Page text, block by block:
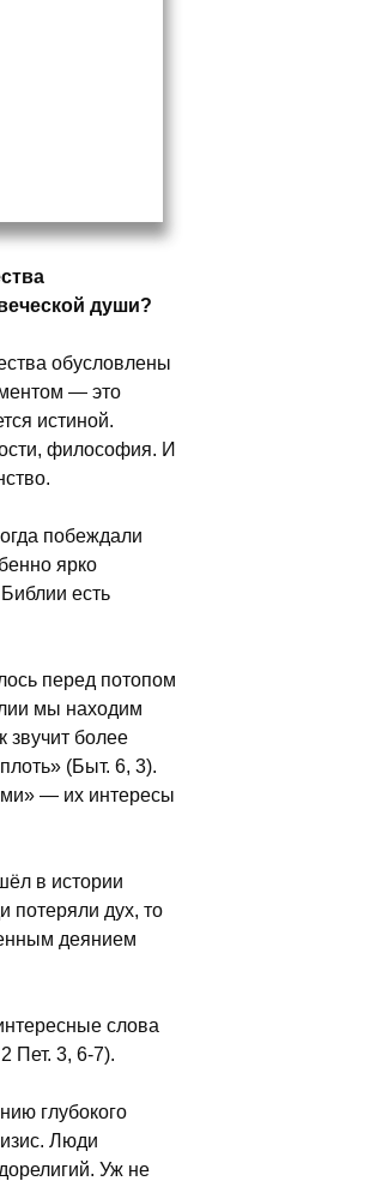
души?
обусловлены
— это
истиной.
философия. И
побеждали
ярко
есть
перед потопом
мы находим
звучит более
(Быт. 6, 3).
— их интересы
в истории
потеряли дух, то
деянием
слова
Пет. 3, 6-7).
глубокого
Люди
Уж не